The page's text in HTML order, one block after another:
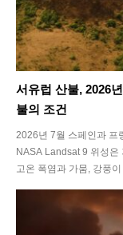
서유럽 산불, 2026
불의 조건
2026년 7월 스페인과 프
NASA Landsat 9 위성은
고온 폭염과 가뭄, 강풍